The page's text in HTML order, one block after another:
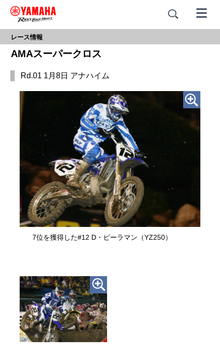
レース情報
AMAスーパークロス
Rd.01 1月8日 アナハイム
7位を獲得した#12 D・ビーラマン（YZ250）